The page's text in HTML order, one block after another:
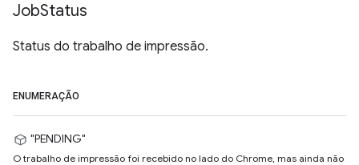
JobStatus
Status do trabalho de impressão.
ENUMERAÇÃO
"PENDING"
O trabalho de impressão foi recebido no lado do Chrome, mas ainda não